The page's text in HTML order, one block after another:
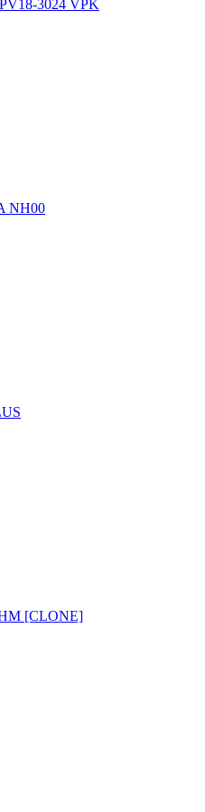
3024 VPK
NH00
[CLONE]